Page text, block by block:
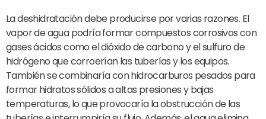
La deshidratación debe producirse por varias razones. El
vapor de agua podría formar compuestos corrosivos con
gases ácidos como el dióxido de carbono y el sulfuro de
hidrógeno que corroerían las tuberías y los equipos.
También se combinaría con hidrocarburos pesados para
formar hidratos sólidos a altas presiones y bajas
temperaturas, lo que provocaría la obstrucción de las